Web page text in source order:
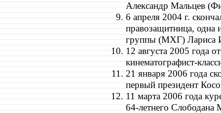
Александр Мальцев
6 апреля 2004 г.
правозащитница, одна
группы (МХГ) Лариса
12 августа 2005 года
кинематографист-
21 января 2006 года
первый президент
11 марта 2006 года
64-летнего Слободана